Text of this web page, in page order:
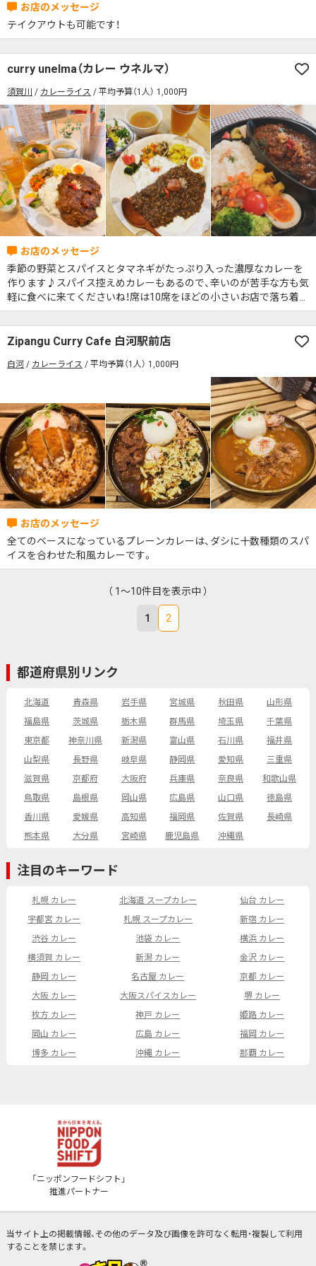
テイクアウトも可能です！
curry unelma（カレー ウネルマ）
須賀川 カレーライス 平均予算（1人） 1,000円
季節の野菜とスパイスとタマネギがたっぷり入った濃厚なカレーを
作ります♪スパイス控えめカレーもあるので、辛いのが苦手な方も気
軽に食べに来てくださいね！席は10席をほどの小さいお店で落ち着け
る空間となっております。ぜひお越しください！
Zipangu Curry Cafe 白河駅前店
白河 カレーライス 平均予算（1人） 1,000円
全てのベースになっているプレーンカレーは、ダシに十数種類のスパ
イスを合わせた和風カレーです。
（ 1～10件目を表示中 ）
1 2
都道府県別リンク
北海道 青森県 岩手県 宮城県 秋田県
山形県
福島県
茨城県 栃木県 群馬県 埼玉県
千葉県
東京都
神奈川県 新潟県 富山県 石川県
福井県
山梨県
長野県 岐阜県 静岡県 愛知県
三重県
滋賀県
京都府 大阪府 兵庫県 奈良県
和歌山県
鳥取県
島根県 岡山県 広島県 山口県
徳島県
香川県
愛媛県 高知県 福岡県 佐賀県
長崎県
熊本県
大分県 宮崎県 鹿児島県 沖縄県
注目のキーワード
札幌 カレー 北海道 スープカレー
仙台 カレー
宇都宮 カレー
札幌 スープカレー
新宿 カレー
渋谷 カレー
池袋 カレー
横浜 カレー
横須賀 カレー
新潟 カレー
金沢 カレー
静岡 カレー
名古屋 カレー
京都 カレー
大阪 カレー
大阪スパイスカレー
堺 カレー
枚方 カレー
神戸 カレー
姫路 カレー
岡山 カレー
広島 カレー
福岡 カレー
博多 カレー
沖縄 カレー 那覇 カレー
「ニッポンフードシフト」
推進パートナー
当サイト上の掲載情報、その他のデータ及び画像を許可なく転用・複製して利用
することを禁じます。